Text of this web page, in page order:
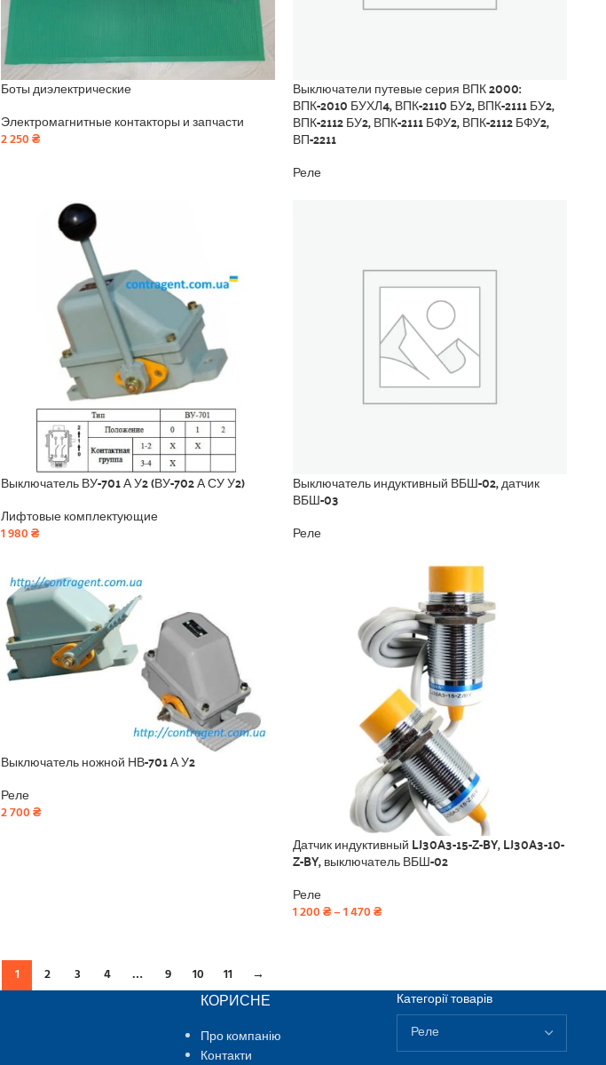
Боты диэлектрические
Электромагнитные контакторы и запчасти
2 250₴
Выключатели путевые серия ВПК 2000:
ВПК-2010 БУХЛ4, ВПК-2110 БУ2, ВПК-2111 БУ2,
ВПК-2112 БУ2, ВПК-2111 БФУ2, ВПК-2112 БФУ2,
ВП-2211
Реле
Выключатель ВУ-701 А У2 (ВУ-702 А СУ У2)
Лифтовые комплектующие
1 980₴
Выключатель индуктивный ВБШ-02, датчик
ВБШ-03
Реле
Выключатель ножной НВ-701 А У2
Реле
2 700₴
Датчик индуктивный LJ30A3-15-Z-BY, LJ30A3-10-
Z-BY, выключатель ВБШ-02
Реле
1 200₴–1 470₴
1 2 3 4 … 9 10 11
→
КОРИСНЕ
Про компанію
Контакти
Категорії товарів